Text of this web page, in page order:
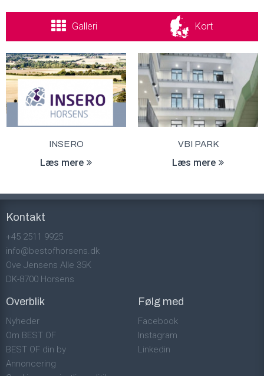
Galleri Kort
INSERO
Læs mere
VBI PARK
Læs mere
Kontakt
+45 2511 9925
info@bestofhorsens.dk
Ove Jensens Alle 35K
DK-8700 Horsens
Overblik
Nyheder
Om BEST OF
BEST OF din by
Annoncering
Følg med
Facebook
Instagram
Linkedin